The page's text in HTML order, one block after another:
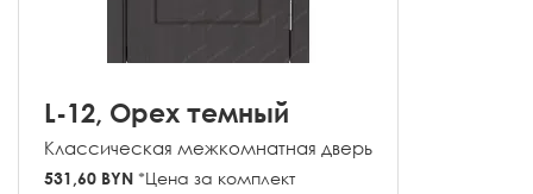
L-12, Орех темный
Классическая межкомнатная дверь
531,60 BYN *Цена за комплект